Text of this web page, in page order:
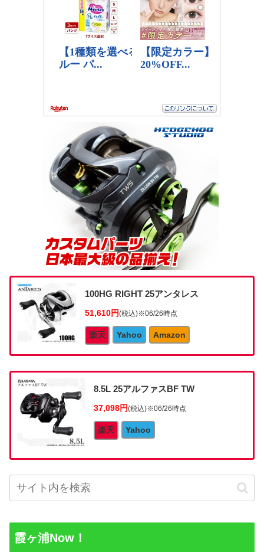
100HG RIGHT 25アンタレス
51,610円(税込)※06/26時点
楽天 Yahoo Amazon
8.5L 25アルファスBF TW
37,098円(税込)※06/26時点
楽天 Yahoo
霞ヶ浦Now！